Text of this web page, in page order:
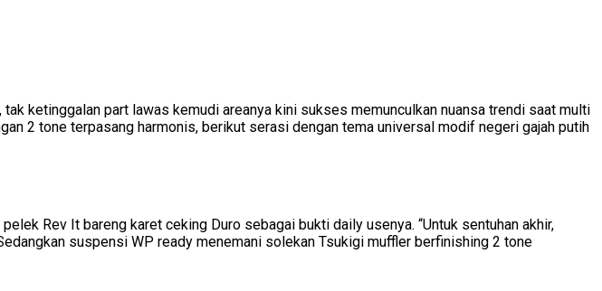
ketinggalan part lawas kemudi areanya kini sukses memunculkan nuansa trendi saat multi
2 tone terpasang harmonis, berikut serasi dengan tema universal modif negeri gajah putih
Rev It bareng karet ceking Duro sebagai bukti daily usenya. “Untuk sentuhan akhir,
suspensi WP ready menemani solekan Tsukigi muffler berfinishing 2 tone